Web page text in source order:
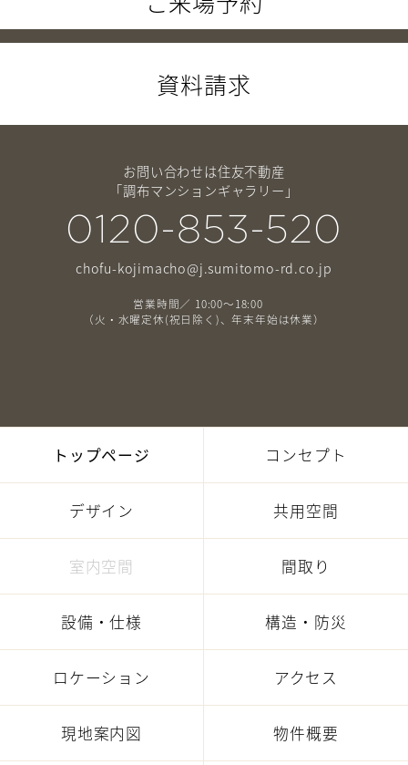
資料請求
お問い合わせは住友不動産
「調布マンションギャラリー」
0120-853-520
chofu-kojimacho@j.sumitomo-rd.co.jp
営業時間／ 10:00～18:00
（火・水曜定休(祝日除く)、年末年始は休業）
トップページ コンセプト
デザイン 共用空間
室内空間 間取り
設備・仕様 構造・防災
ロケーション アクセス
現地案内図 物件概要